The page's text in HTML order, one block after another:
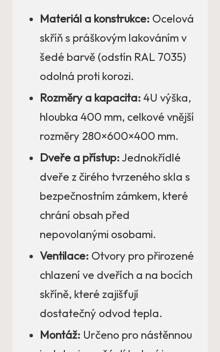
Materiál a konstrukce: Ocelová
skříň s práškovým lakováním v
šedé barvě (odstín RAL 7035)
odolná proti korozi.
Rozměry a kapacita: 4U výška,
hloubka 400 mm, celkové vnější
rozměry 280×600×400 mm.
Dveře a přístup:Jednokřídlé
dveře z čirého tvrzeného skla s
bezpečnostním zámkem, které
chrání obsah před
nepovolanými osobami.
Ventilace: Otvory pro přirozené
chlazení ve dveřích a na bocích
skříně, které zajišťují
dostatečný odvod tepla.
Montáž: Určeno pro nástěnnou